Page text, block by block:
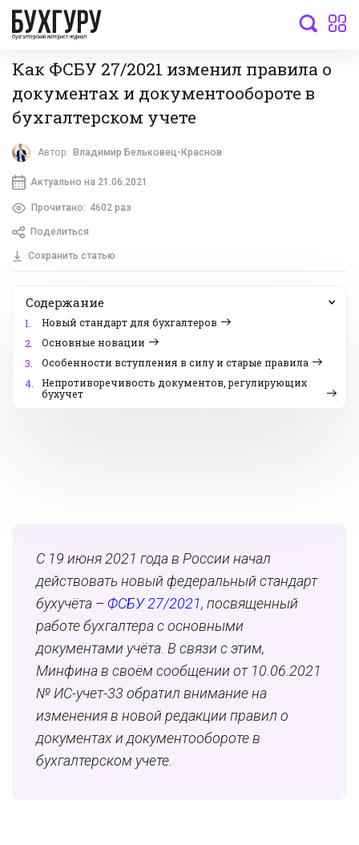
бухгалтерский интернет-журнал
Как ФСБУ 27/2021 изменил правила о
документах и документообороте в
бухгалтерском учете
Автор: Владимир Бельковец-Краснов
Актуально на 21.06.2021
Прочитано: 4602 раз
Поделиться
Сохранить статью
Содержание
1.
Новый стандарт для бухгалтеров
2.
Основные новации
3.
Особенности вступления в силу и старые правила
4.
Непротиворечивость документов, регулирующих
бухучет
С 19 июня 2021 года в России начал
действовать новый федеральный стандарт
бухучёта –ФСБУ 27/2021, посвященный
работе бухгалтера с основными
документами учёта. В связи с этим,
Минфина в своём сообщении от 10.06.2021
№ ИС-учет-33 обратил внимание на
изменения в новой редакции правил о
документах и документообороте в
бухгалтерском учете.